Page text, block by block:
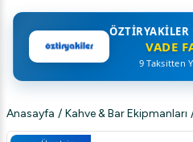
VADE
9 Taksitten
Anasayfa / Kahve & Bar Ekipmanları